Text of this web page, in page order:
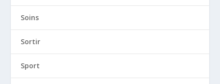
Soins
Sortir
Sport